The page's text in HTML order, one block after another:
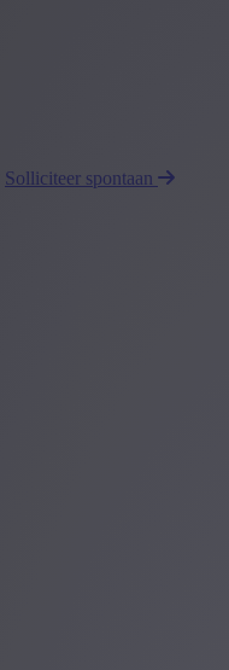
Solliciteer spontaan